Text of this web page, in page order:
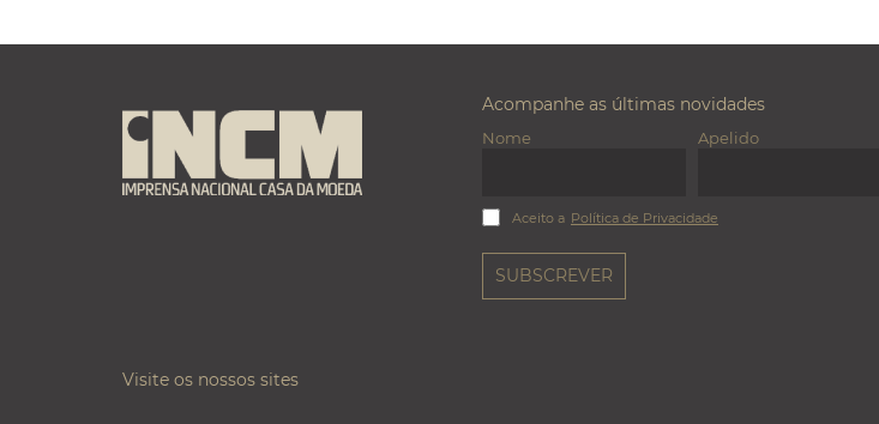
Acompanhe as últimas novidades
Nome Apelido
Aceito a Política de Privacidade
Visite os nossos sites